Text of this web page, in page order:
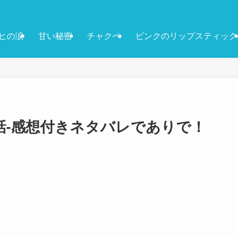
の涙 甘い秘密 チャクペ ピンクのリップスティック
感想付きネタバレでありで！